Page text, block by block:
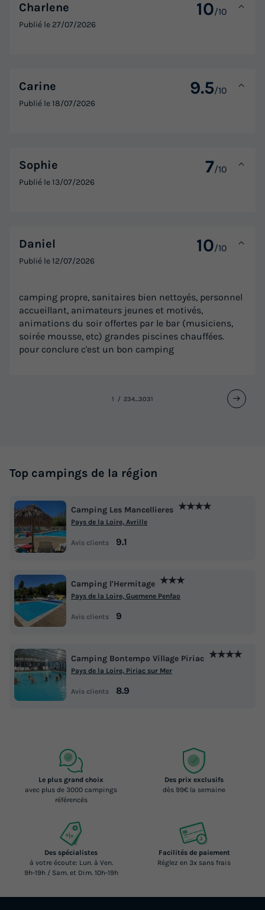
Charlene 10/10
Publié le 27/07/2026
Carine 9.5/10
Publié le18/07/2026
Sophie 7/10
Publié le13/07/2026
Daniel 10/10
Publié le12/07/2026
camping propre, sanitaires bien nettoyés, personnel
accueillant, animateurs jeunes et motivés,
animations du soir offertes par le bar (musiciens,
soirée mousse, etc) grandes piscines chauffées.
pour conclure c'est un bon camping
1 234...3031
Top campings de la région
Camping Les Mancellieres ★★★★
Pays de la Loire, Avrille
Avis clients 9.1
Camping l'Hermitage ★★★
Pays de la Loire, Guemene Penfao
Avis clients 9
Camping Bontempo Village Piriac ★★★★
Pays de la Loire, Piriac sur Mer
Avis clients 8.9
Le plus grand choix
avec plus de 3000 campings
référencés
Des prix exclusifs
dès 99€ la semaine
Des spécialistes
à votre écoute: Lun. à Ven.
9h-19h / Sam. et Dim. 10h-19h
Facilités de paiement
Réglez en 3x sans frais